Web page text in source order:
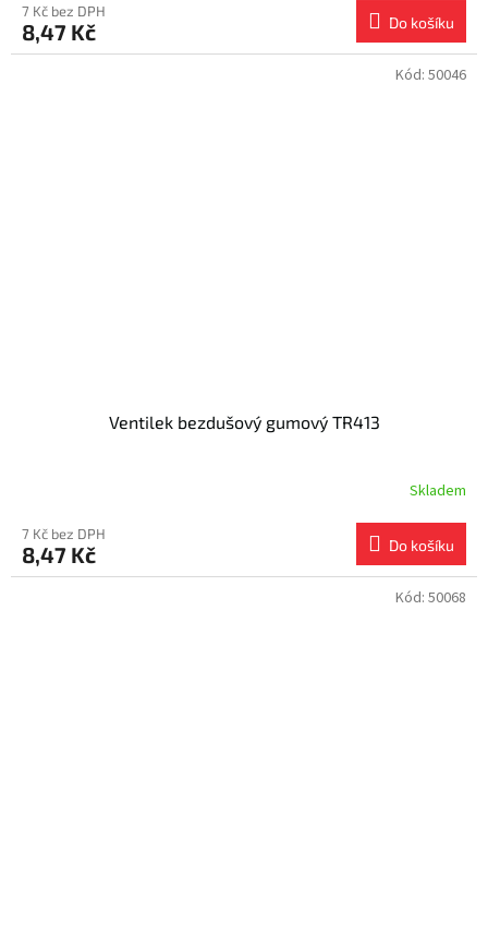
7 Kč bez DPH
8,47 Kč Do košíku
Ventilek bezdušový gumový TR413
Skladem
7 Kč bez DPH
8,47 Kč Do košíku
Kód: 50046
Kód: 50068